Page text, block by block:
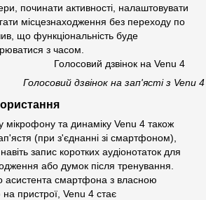
починати активності, налаштовувати
місцезнаходження без переходу по
що функціональність буде
з часом.
Голосовий дзвінок на зап'ясті з Venu 4
мікрофону та динаміку Venu 4 також
(при з'єднанні зі смартфоном),
запис коротких аудіонотаток для
або думок після тренування.
асистента смартфона з власною
пристрої, Venu 4 стає